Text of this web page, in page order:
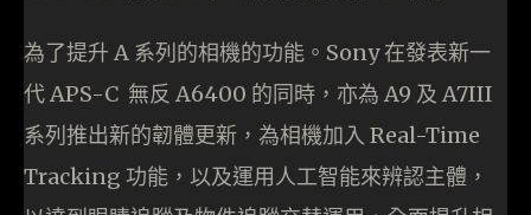
為了提升 A 系列的相機的功能。Sony 在發表新一
代 APS-C 無反 A6400 的同時，亦為 A9 及 A7III
系列推出新的韌體更新，為相機加入 Real-Time
Tracking 功能，以及運用人工智能來辨認主體，